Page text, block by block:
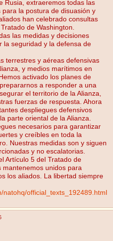
Rusia, extraeremos todas las
la postura de disuasión y
han celebrado consultas
de Washington.
las medidas y decisiones
la seguridad y la defensa de
terrestres y aéreas defensivas
y medios marítimos en
activado los planes de
a responder a una
el territorio de la Alianza,
fuerzas de respuesta. Ahora
despliegues defensivos
parte oriental de la Alianza.
necesarios para garantizar
y creíbles en toda la
Nuestras medidas son y siguen
y no escalatorias.
Artículo 5 del Tratado de
mantenemos unidos para
los aliados. La libertad siempre
natohq/official_texts_192489.html